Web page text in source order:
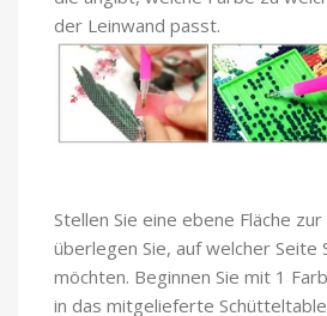
der Leinwand passt.
Stellen Sie eine ebene Fläche
überlegen Sie, auf welcher Seite
möchten. Beginnen Sie mit 1
in das mitgelieferte